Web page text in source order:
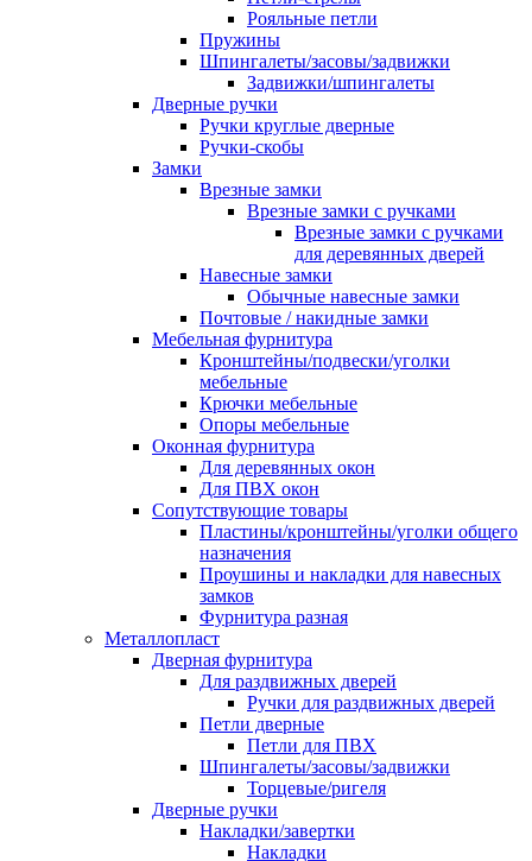
Рояльные петли
Пружины
Шпингалеты/засовы/задвижки
Задвижки/шпингалеты
Дверные ручки
Ручки круглые дверные
Ручки-скобы
Замки
Врезные замки
Врезные замки с ручками
Врезные замки с ручками
для деревянных дверей
Навесные замки
Обычные навесные замки
Почтовые / накидные замки
Мебельная фурнитура
Кронштейны/подвески/уголки
мебельные
Крючки мебельные
Опоры мебельные
Оконная фурнитура
Для деревянных окон
Для ПВХ окон
Сопутствующие товары
Пластины/кронштейны/уголки общего
назначения
Проушины и накладки для навесных
замков
Фурнитура разная
Металлопласт
Дверная фурнитура
Для раздвижных дверей
Ручки для раздвижных дверей
Петли дверные
Петли для ПВХ
Шпингалеты/засовы/задвижки
Торцевые/ригеля
Дверные ручки
Накладки/завертки
Накладки